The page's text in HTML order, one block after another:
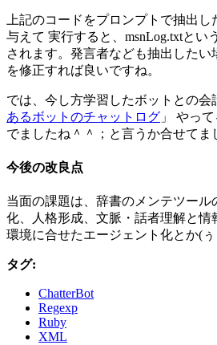
上記のコードをプロンプトで抽出
与えて 実行すると、msnLog.txtとい
されます。発言者なども抽出したい
を修正すれば良いですね。
では、今し方学習したボットとの会
あるボットのチャットログ 」 やっ
でましたね＾＾；と言うか合せてま
今後の改良点
当面の課題は、辞書のメンテツール
化、人格形成、文脈・話者理解と情
環境に合せたエージェント化とか(ぅ
タグ:
ChatterBot
Regexp
Ruby
XML